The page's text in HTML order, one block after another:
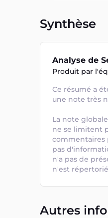
Synthèse
Analyse de
Produit par
Ce résumé a
une note très
La note
ne se limitent
commentaires
pas
n'a pas de
n'est
Autres